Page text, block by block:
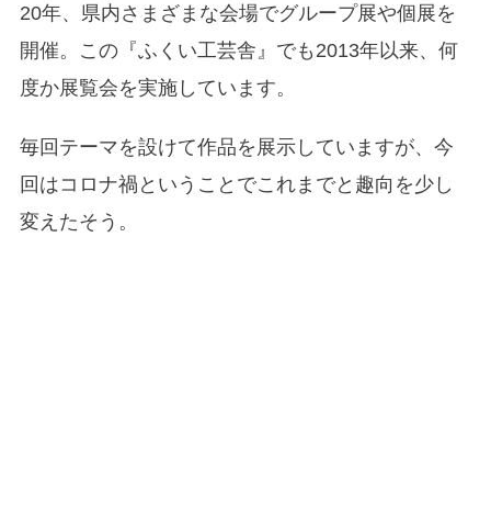
20年、県内さまざまな会場でグループ展や個展を
開催。この『ふくい工芸舎』でも2013年以来、何
度か展覧会を実施しています。
毎回テーマを設けて作品を展示していますが、今
回はコロナ禍ということでこれまでと趣向を少し
変えたそう。